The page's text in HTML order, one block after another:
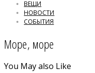
ВЕЩИ
НОВОСТИ
СОБЫТИЯ
Море, море
You May also Like